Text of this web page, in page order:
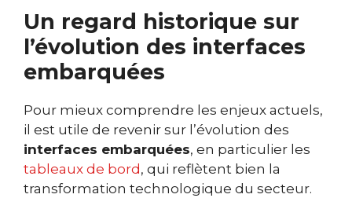
Un regard historique sur
l’évolution des interfaces
embarquées
Pour mieux comprendre les enjeux actuels,
il est utile de revenir sur l’évolution des
interfaces embarquées, en particulier les
tableaux de bord , qui reflètent bien la
transformation technologique du secteur.